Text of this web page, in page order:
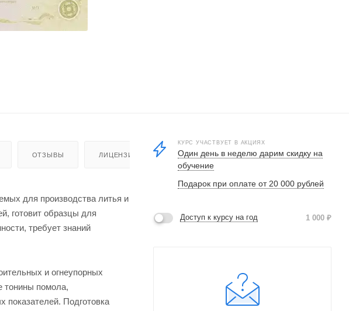
ОТЗЫВЫ ЛИЦЕНЗИЯ
для производства литья и
готовит образцы для
требует знаний
и огнеупорных
тонины помола,
показателей. Подготовка
КУРС УЧАСТВУЕТ В АКЦИЯХ
Один день в неделю дарим скидку на
обучение
Подарок при оплате от 20 000 рублей
Доступ к курсу на год 1 000 ₽